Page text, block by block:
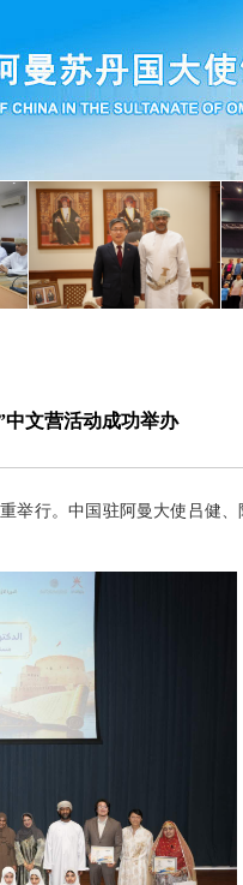
文营活动成功举办
举行。中国驻阿曼大使吕健